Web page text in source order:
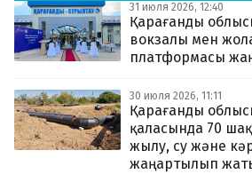
31 июля 2026, 12:40
Қарағанды
вокзалы мен
платформасы
30 июля 2026, 11:11
Қарағанды
қаласында 70
жылу, су және
жаңартылып